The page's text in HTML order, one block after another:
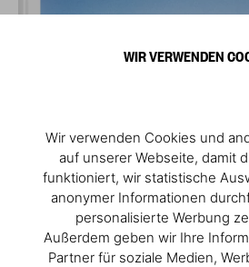
WIR VERWENDEN
Wir verwenden Cookies und
auf unserer Webseite, damit
funktioniert, wir statistische
anonymer Informationen
personalisierte Werbung
Außerdem geben wir Ihre
Partner für soziale Medien,